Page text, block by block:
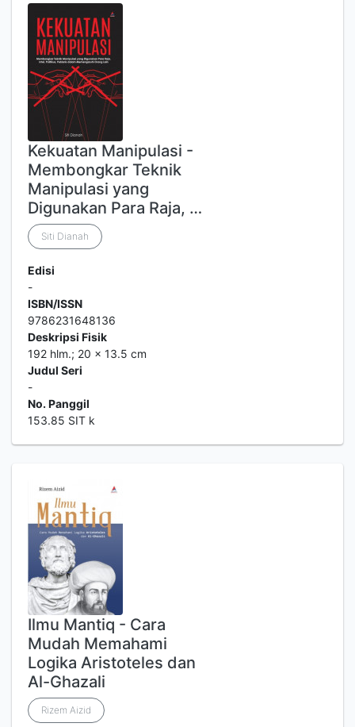
Kekuatan Manipulasi -
Membongkar Teknik
Manipulasi yang
Digunakan Para Raja, …
Siti Dianah
Edisi
-
ISBN/ISSN
9786231648136
Deskripsi Fisik
192 hlm.; 20 x 13.5 cm
Judul Seri
-
No. Panggil
153.85 SIT k
Ilmu Mantiq - Cara
Mudah Memahami
Logika Aristoteles dan
Al-Ghazali
Rizem Aizid